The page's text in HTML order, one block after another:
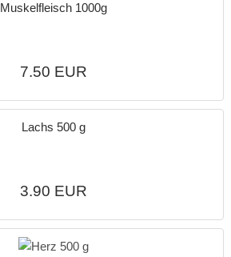
Muskelfleisch 1000g
7.50 EUR
Lachs 500 g
3.90 EUR